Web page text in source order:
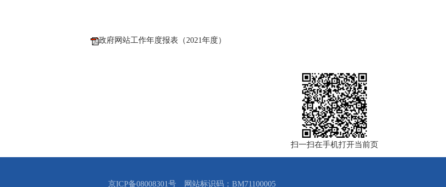
政府网站工作年度报表（2021年度）
扫一扫在手机打开当前页
京ICP备08008301号 网站标识码：BM71100005